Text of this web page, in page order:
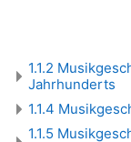
1.1.2
Jahrhunderts
1.1.4
1.1.5